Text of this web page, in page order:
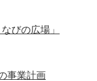
びの広場」
事業計画